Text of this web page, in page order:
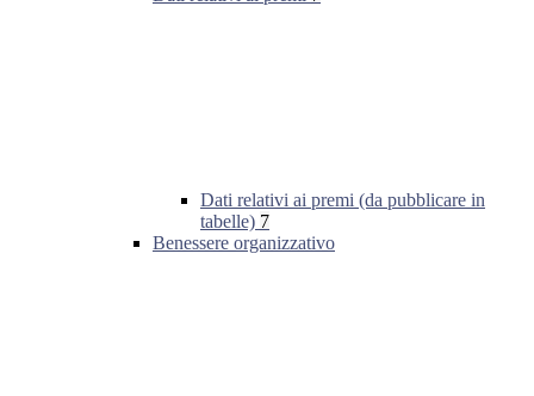
Dati relativi ai premi (da pubblicare in
tabelle) 7
Benessere organizzativo